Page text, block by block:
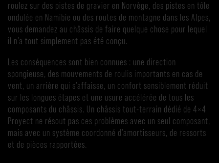
roulez sur des pistes de gravier en Norvège, des pistes en tôle
ondulée en Namibie ou des routes de montagne dans les Alpes,
vous demandez au châssis de faire quelque chose pour lequel
il n’a tout simplement pas été conçu.
Les conséquences sont bien connues : une direction
spongieuse, des mouvements de roulis importants en cas de
vent, un arrière qui s’affaisse, un confort sensiblement réduit
sur les longues étapes et une usure accélérée de tous les
composants du châssis. Un châssis tout-terrain dédié de 4×4
Proyect ne résout pas ces problèmes avec un seul composant,
mais avec un système coordonné d’amortisseurs, de ressorts
et de pièces rapportées.